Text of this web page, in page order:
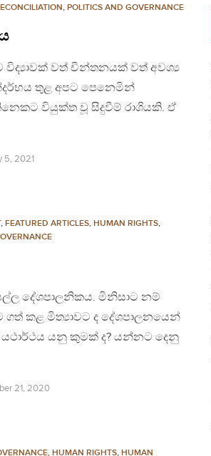
, POLITICS AND GOVERNANCE
වත් චින්තනයක් වත් අවශ්‍ය
තුළ අපට පෙනෙමින්
වියුක්ත වූ සිදුවීම් රාශියකි. ඒ
5, 2021
, FEATURED ARTICLES, HUMAN RIGHTS,
දේශපාලනිකය. මිනිසාට නම්
කළ මිත්‍යාවට ද දේශපාලනයෙන්
යනු කුමක් ද? යන්නට දෙනු
21, 2020
, HUMAN RIGHTS, HUMAN